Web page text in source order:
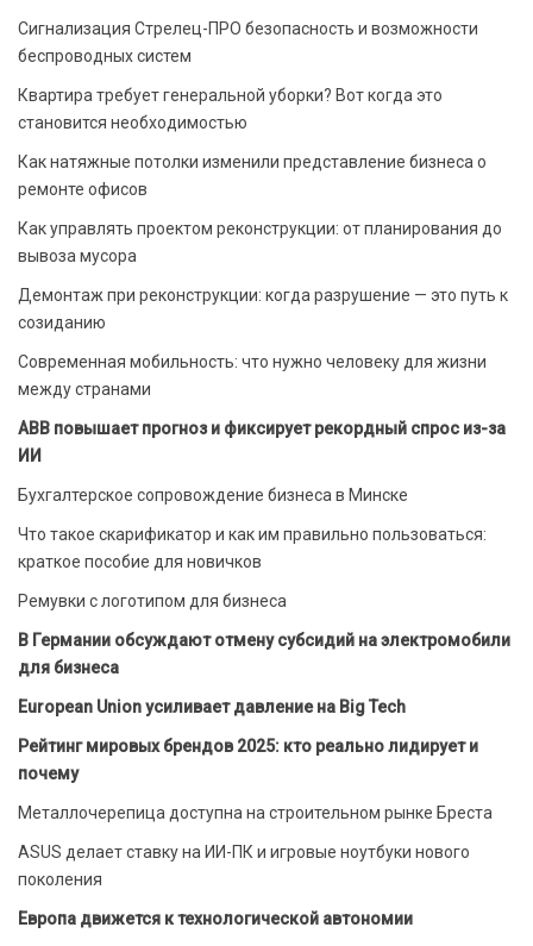
Сигнализация Стрелец-ПРО безопасность и возможности
беспроводных систем
Квартира требует генеральной уборки? Вот когда это
становится необходимостью
Как натяжные потолки изменили представление бизнеса о
ремонте офисов
Как управлять проектом реконструкции: от планирования до
вывоза мусора
Демонтаж при реконструкции: когда разрушение — это путь к
созиданию
Современная мобильность: что нужно человеку для жизни
между странами
ABB повышает прогноз и фиксирует рекордный спрос из-за
ИИ
Бухгалтерское сопровождение бизнеса в Минске
Что такое скарификатор и как им правильно пользоваться:
краткое пособие для новичков
Ремувки с логотипом для бизнеса
В Германии обсуждают отмену субсидий на электромобили
для бизнеса
European Union усиливает давление на Big Tech
Рейтинг мировых брендов 2025: кто реально лидирует и
почему
Металлочерепица доступна на строительном рынке Бреста
ASUS делает ставку на ИИ-ПК и игровые ноутбуки нового
поколения
Европа движется к технологической автономии